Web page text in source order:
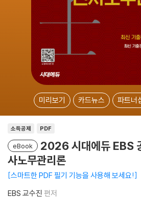
미리보기 카드뉴스 파트너
소득공제 PDF
eBook
2026 시대에듀 EBS
사노무관리론
스마트한 PDF 필기 기능을 사용해 보세요!
EBS 교수진 편저